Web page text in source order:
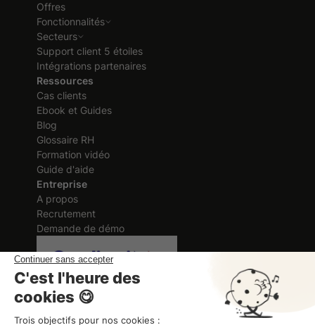
Offres
Fonctionnalités
Secteurs
Support client 5 étoiles
Intégrations partenaires
Ressources
Cas clients
Ebook et Guides
Blog
Glossaire RH
Formation vidéo
Guide d'aide
Entreprise
A propos
Recrutement
Demande de démo
Certification délivrée au titre des